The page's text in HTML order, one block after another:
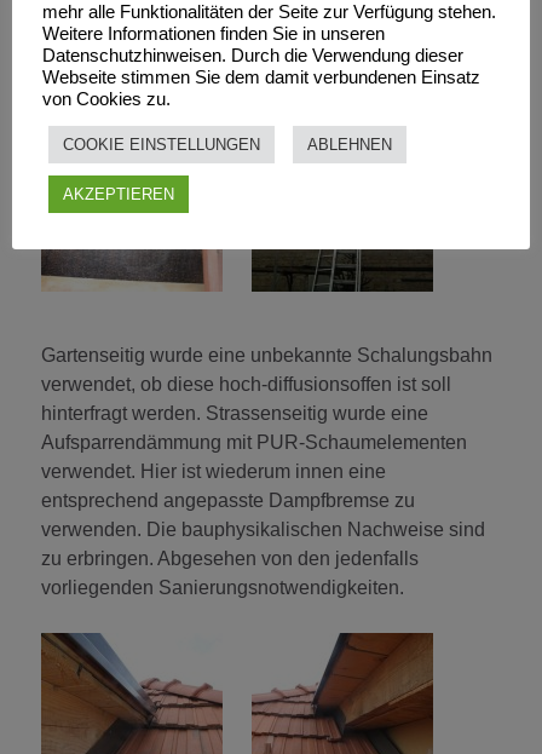
Ausführung anzunehmen. Jedenfalls ist die
spenglermäßige Dacheinfassung fehlerhaft, das
Klebeband außen am Mast nicht dauerhaft.
Gartenseitig wurde eine unbekannte Schalungsbahn
verwendet, ob diese hoch-diffusionsoffen ist soll
hinterfragt werden. Strassenseitig wurde eine
Aufsparrendämmung mit PUR-Schaumelementen
verwendet. Hier ist wiederum innen eine
entsprechend angepasste Dampfbremse zu
verwenden. Die bauphysikalischen Nachweise sind
zu erbringen. Abgesehen von den jedenfalls
vorliegenden Sanierungsnotwendigkeiten.
mehr alle Funktionalitäten der Seite zur Verfügung stehen.
Weitere Informationen finden Sie in unseren
Datenschutzhinweisen. Durch die Verwendung dieser
Webseite stimmen Sie dem damit verbundenen Einsatz
von Cookies zu.
COOKIE EINSTELLUNGEN ABLEHNEN
AKZEPTIEREN